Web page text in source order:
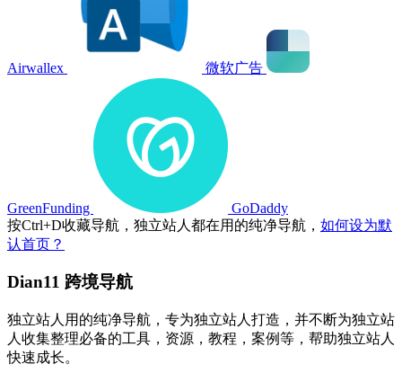
Airwallex 微软广告
GreenFunding
GoDaddy
按Ctrl+D收藏导航，独立站人都在用的纯净导航， 如何设为默
认首页？
Dian11 跨境导航
独立站人用的纯净导航，专为独立站人打造，并不断为独立站
人收集整理必备的工具，资源，教程，案例等，帮助独立站人
快速成长。